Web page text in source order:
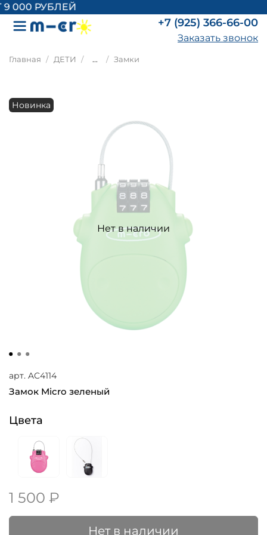
000 РУБЛЕЙ
+7 (925) 366-66-00
Заказать звонок
Главная ДЕТИ ... Замки
Нет в наличии
Новинка
арт. AC4114
Замок Micro зеленый
Цвета
1 500 ₽
Нет в наличии